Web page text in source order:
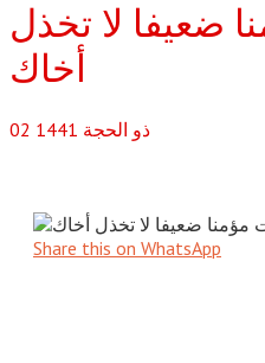
ضعيفا لا تخذل
أخاك
02 ذو الحجة 1441
Share this on WhatsApp